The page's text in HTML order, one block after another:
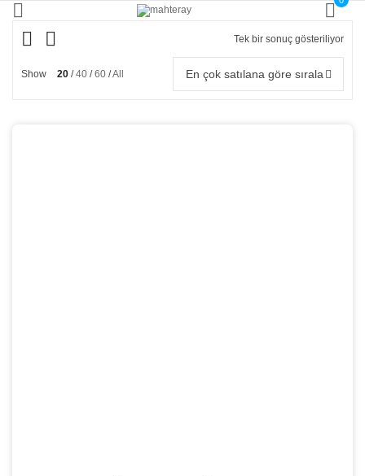
Tek bir sonuç gösteriliyor
Show 20 40 60 All En çok satılana göre sırala